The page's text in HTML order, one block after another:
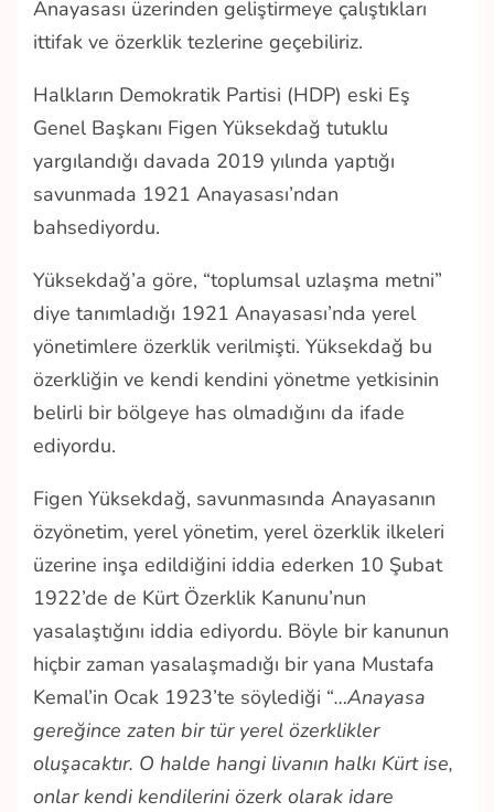
Anayasası üzerinden geliştirmeye çalıştıkları
ittifak ve özerklik tezlerine geçebiliriz.
Halkların Demokratik Partisi (HDP) eski Eş
Genel Başkanı Figen Yüksekdağ tutuklu
yargılandığı davada 2019 yılında yaptığı
savunmada 1921 Anayasası’ndan
bahsediyordu.
Yüksekdağ’a göre, “toplumsal uzlaşma metni”
diye tanımladığı 1921 Anayasası’nda yerel
yönetimlere özerklik verilmişti. Yüksekdağ bu
özerkliğin ve kendi kendini yönetme yetkisinin
belirli bir bölgeye has olmadığını da ifade
ediyordu.
Figen Yüksekdağ, savunmasında Anayasanın
özyönetim, yerel yönetim, yerel özerklik ilkeleri
üzerine inşa edildiğini iddia ederken 10 Şubat
1922’de de Kürt Özerklik Kanunu’nun
yasalaştığını iddia ediyordu. Böyle bir kanunun
hiçbir zaman yasalaşmadığı bir yana Mustafa
Kemal’in Ocak 1923’te söylediği “…Anayasa
gereğince zaten bir tür yerel özerklikler
oluşacaktır. O halde hangi livanın halkı Kürt ise,
onlar kendi kendilerini özerk olarak idare